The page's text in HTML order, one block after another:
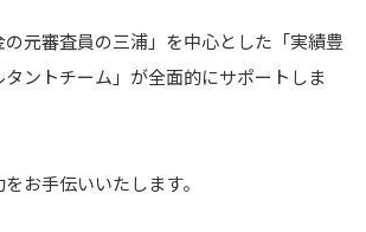
の元審査員の三浦」を中心とした「実績豊
ントチーム」が全面的にサポートしま
お手伝いいたします。